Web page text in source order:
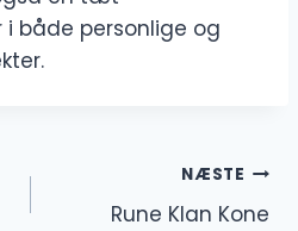
både personlige og
NÆSTE
Rune Klan Kone